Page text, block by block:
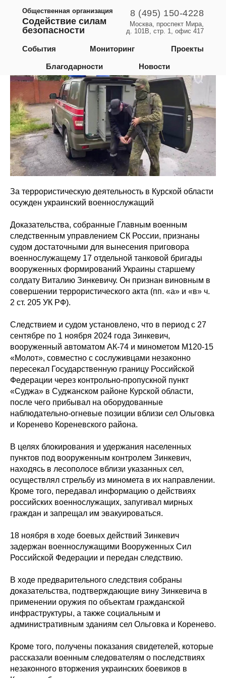
8 (495) 150-4228
Общественная организация
Содействие силам
безопасности
Мониторинг
События
Благодарности Новости
Проекты
Москва, проспект Мира,
д. 101В, стр. 1, офис 417
Курская область
За террористическую деятельность в Курской области
осужден украинский военнослужащий
Доказательства, собранные Главным военным
следственным управлением СК России, признаны
судом достаточными для вынесения приговора
военнослужащему 17 отдельной танковой бригады
вооруженных формирований Украины старшему
солдату Виталию Зинкевичу. Он признан виновным в
совершении террористического акта (пп. «а» и «в» ч.
2 ст. 205 УК РФ).
Следствием и судом установлено, что в период с 27
сентябре по 1 ноября 2024 года Зинкевич,
вооруженный автоматом АК-74 и минометом М120-15
«Молот», совместно с сослуживцами незаконно
пересекал Государственную границу Российской
Федерации через контрольно-пропускной пункт
«Суджа» в Суджанском районе Курской области,
после чего прибывал на оборудованные
наблюдательно-огневые позиции вблизи сел Ольговка
и Коренево Кореневского района.
В целях блокирования и удержания населенных
пунктов под вооруженным контролем Зинкевич,
находясь в лесополосе вблизи указанных сел,
осуществлял стрельбу из миномета в их направлении.
Кроме того, передавал информацию о действиях
российских военнослужащих, запугивал мирных
граждан и запрещал им эвакуироваться.
18 ноября в ходе боевых действий Зинкевич
задержан военнослужащими Вооруженных Сил
Российской Федерации и передан следствию.
В ходе предварительного следствия собраны
доказательства, подтверждающие вину Зинкевича в
применении оружия по объектам гражданской
инфраструктуры, а также социальным и
административным зданиям сел Ольговка и Коренево.
Кроме того, получены показания свидетелей, которые
рассказали военным следователям о последствиях
незаконного вторжения украинских боевиков в